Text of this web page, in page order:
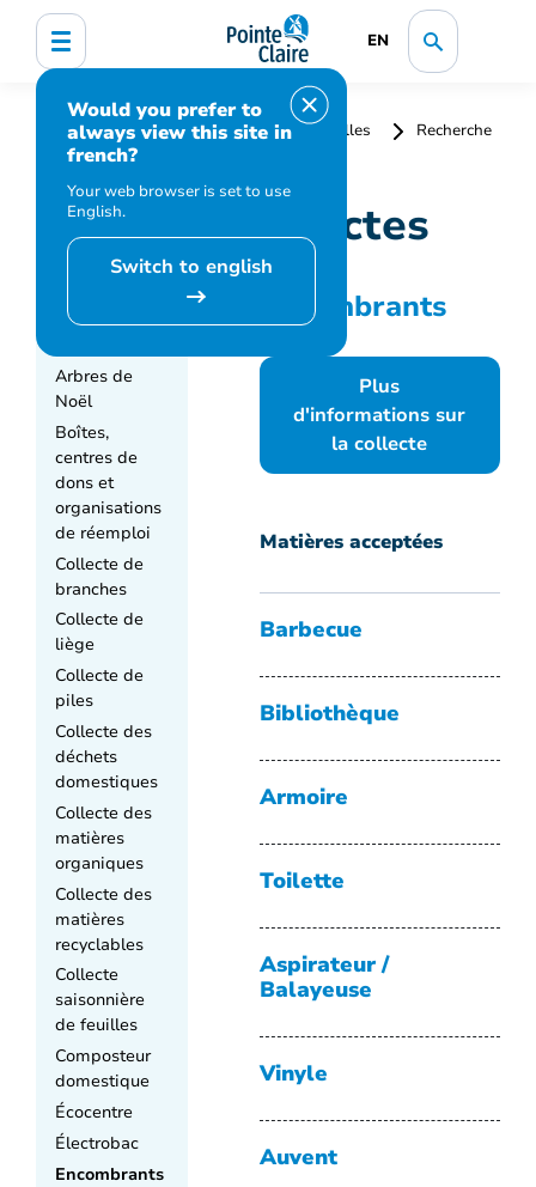
EN
Would you prefer to
always view this site in
french?
Your web browser is set to use
English.
Switch to english
Accueil Collectes et matières résiduelles
Recherche
par matière
Types de collectes
TYPE DE
Arbres de
Noël
Boîtes,
centres de
dons et
organisations
de réemploi
Collecte de
branches
Collecte de
liège
Collecte de
piles
Collecte des
déchets
domestiques
Collecte des
matières
organiques
Collecte des
matières
recyclables
Collecte
saisonnière
de feuilles
Composteur
domestique
Écocentre
Électrobac
Encombrants
Encombrants
Plus
d'informations sur
la collecte
Matières acceptées
Barbecue
Bibliothèque
Armoire
Toilette
Aspirateur /
Balayeuse
Vinyle
Auvent